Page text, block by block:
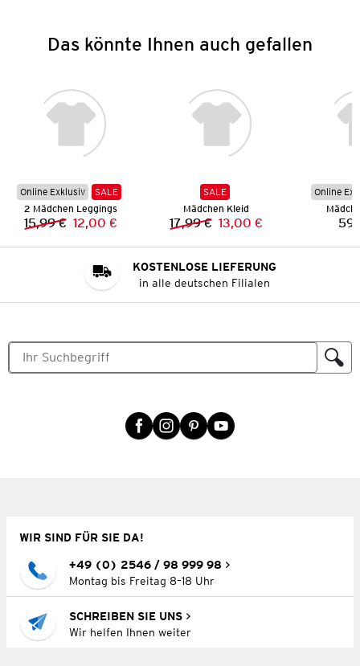
Das könnte Ihnen auch gefallen
Online Exklusiv
SALE
2 Mädchen Leggings
Vorheriger Preis:
15,99 € Neuer Preis:
12,00 €
SALE
Mädchen Kleid
Vorheriger Preis:
17,99 € Neuer Preis:
13,00 €
Online
KOSTENLOSE LIEFERUNG
in alle deutschen Filialen
WIR SIND FÜR SIE DA!
+49 (0) 2546 / 98 999 98
Montag bis Freitag 8–18 Uhr
SCHREIBEN SIE UNS
Wir helfen Ihnen weiter